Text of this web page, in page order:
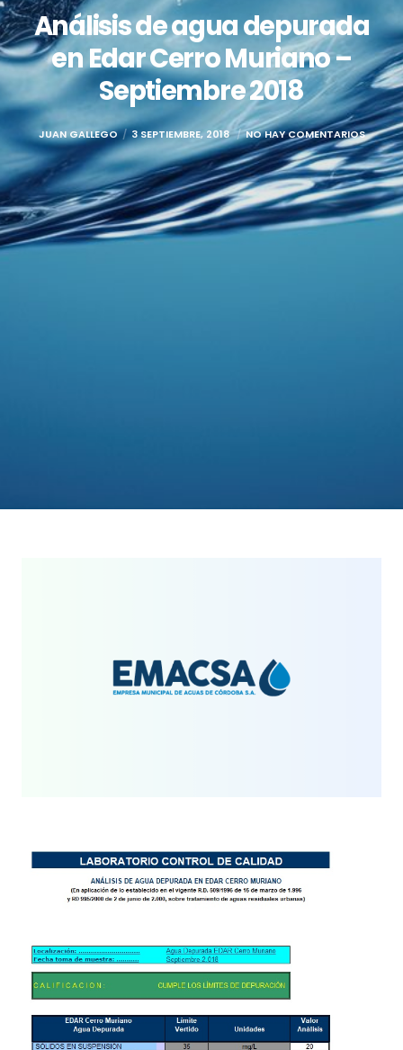
Análisis de agua depurada
en Edar Cerro Muriano –
Septiembre 2018
JUAN GALLEGO 3 SEPTIEMBRE, 2018 NO HAY COMENTARIOS